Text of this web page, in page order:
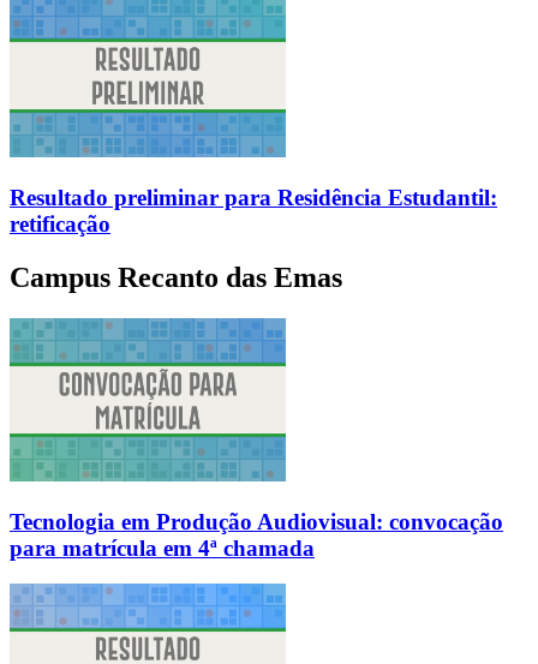
Resultado preliminar para Residência Estudantil:
retificação
Campus Recanto das Emas
Tecnologia em Produção Audiovisual: convocação
para matrícula em 4ª chamada